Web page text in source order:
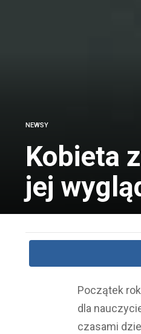
NEWSY
Kobieta
jej
Początek
dla
czasami